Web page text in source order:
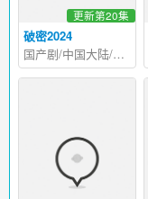
破密2024
更新第20集
国产剧/中国大陆/2024